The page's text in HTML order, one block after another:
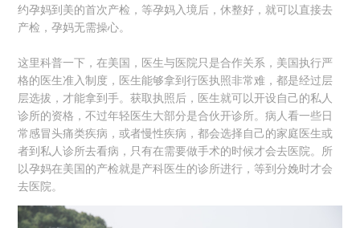
约孕妈到美的首次产检，等孕妈入境后，休整好，就可以直接去
产检，孕妈无需操心。
这里科普一下，在美国，医生与医院只是合作关系，美国执行严
格的医生准入制度，医生能够拿到行医执照非常难，都是经过层
层选拔，才能拿到手。获取执照后，医生就可以开设自己的私人
诊所的资格，不过年轻医生大部分是合伙开诊所。病人看一些日
常感冒头痛类疾病，或者慢性疾病，都会选择自己的家庭医生或
者到私人诊所去看病，只有在需要做手术的时候才会去医院。所
以孕妈在美国的产检就是产科医生的诊所进行，等到分娩时才会
去医院。